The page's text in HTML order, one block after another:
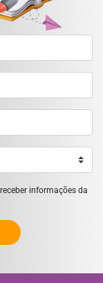
informações da